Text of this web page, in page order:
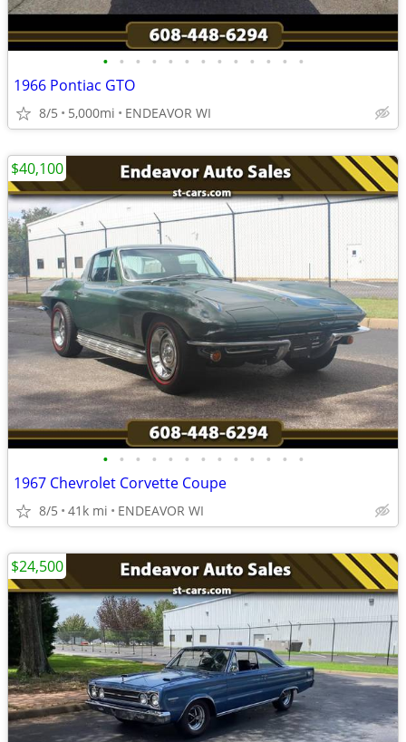
• • • • • • • • • • • • •
1966 Pontiac GTO
8/5 5,000mi ENDEAVOR WI
• • • • • • • • • • • • •
1967 Chevrolet Corvette Coupe
8/5 41k mi ENDEAVOR WI
$40,100
$24,500